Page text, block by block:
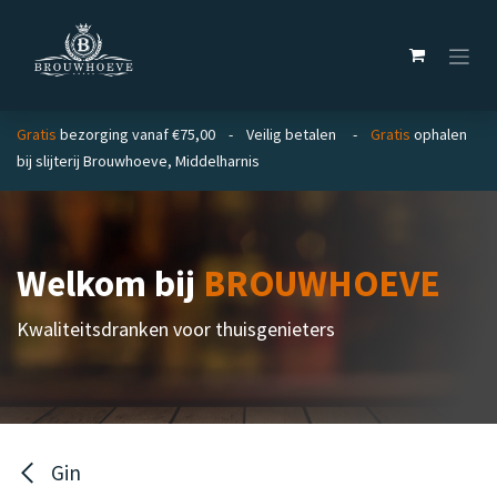
Gratis bezorging vanaf €75,00 - Veilig betalen - Gratis ophalen
bij slijterij Brouwhoeve, Middelharnis
Welkom bijBROUWHOEVE
Kwaliteitsdranken voor thuisgenieters
Gin